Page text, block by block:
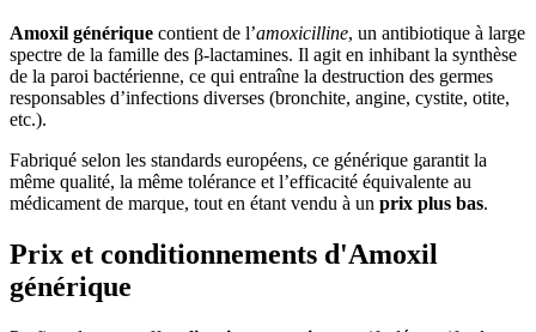
Amoxil générique contient de l’amoxicilline, un antibiotique à large
spectre de la famille des β-lactamines. Il agit en inhibant la synthèse
de la paroi bactérienne, ce qui entraîne la destruction des germes
responsables d’infections diverses (bronchite, angine, cystite, otite,
etc.).
Fabriqué selon les standards européens, ce générique garantit la
même qualité, la même tolérance et l’efficacité équivalente au
médicament de marque, tout en étant vendu à un prix plus bas.
Prix et conditionnements d'Amoxil
générique